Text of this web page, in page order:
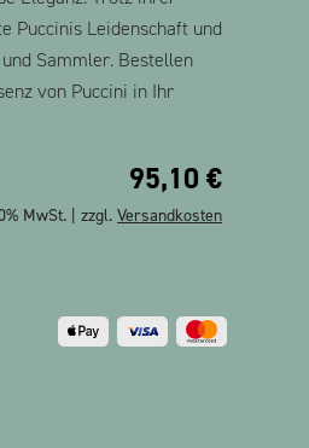
Puccinis Leidenschaft und
Sammler. Bestellen
von Puccini in Ihr
95,10 €
MwSt. | zzgl. Versandkosten